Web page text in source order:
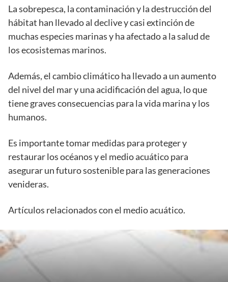
La sobrepesca, la contaminación y la destrucción del
hábitat han llevado al declive y casi extinción de
muchas especies marinas y ha afectado a la salud de
los ecosistemas marinos.
Además, el cambio climático ha llevado a un aumento
del nivel del mar y una acidificación del agua, lo que
tiene graves consecuencias para la vida marina y los
humanos.
Es importante tomar medidas para proteger y
restaurar los océanos y el medio acuático para
asegurar un futuro sostenible para las generaciones
venideras.
Artículos relacionados con el medio acuático.